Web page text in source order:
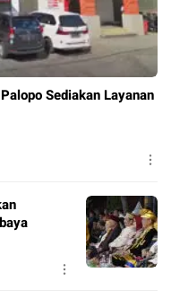
Sediakan Layanan